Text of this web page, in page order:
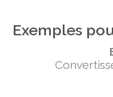
Exemples